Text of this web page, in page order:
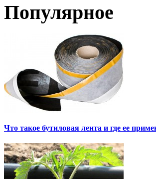
Популярное
Что такое бутиловая лента и где ее